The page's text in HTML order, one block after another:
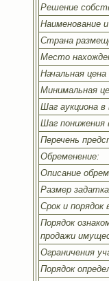
Решение
Наименование
Страна
Место
Начальная
Минимальная
Шаг аукциона
Шаг
Перечень
Обременение:
Описание
Размер
Срок и порядок
Порядок
продажи
Ограничения
Порядок